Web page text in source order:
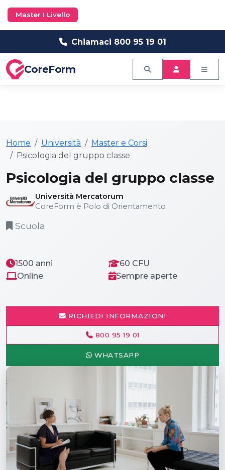
Chiamaci 800 95 19 01
CoreForm
Home Università
Master e Corsi
Psicologia del gruppo classe
Master I Livello
Psicologia del gruppo classe
Università Mercatorum
CoreForm è Polo di Orientamento
Scuola
1500 anni
60 CFU
Online
Sempre aperte
RICHIEDI INFORMAZIONI
800 95 19 01
WHATSAPP